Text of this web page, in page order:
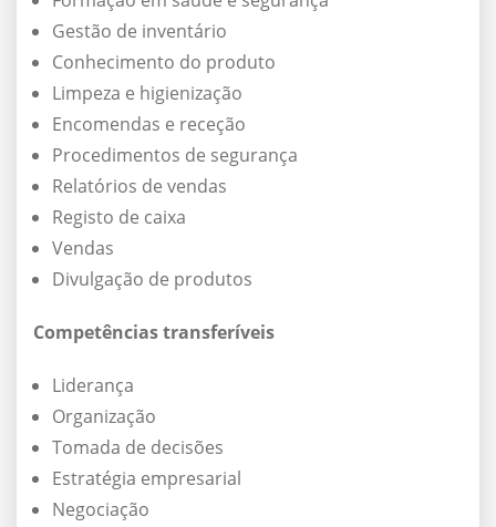
Gestão de inventário
Conhecimento do produto
Limpeza e higienização
Encomendas e receção
Procedimentos de segurança
Relatórios de vendas
Registo de caixa
Vendas
Divulgação de produtos
Competências transferíveis
Liderança
Organização
Tomada de decisões
Estratégia empresarial
Negociação